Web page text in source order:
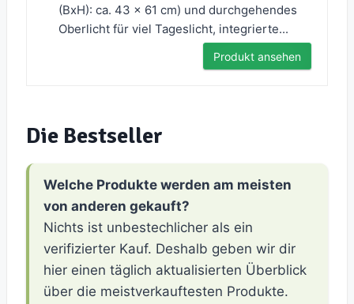
(BxH): ca. 43 x 61 cm) und durchgehendes
Oberlicht für viel Tageslicht, integrierte...
Produkt ansehen
Die Bestseller
Welche Produkte werden am meisten
von anderen gekauft?
Nichts ist unbestechlicher als ein
verifizierter Kauf. Deshalb geben wir dir
hier einen täglich aktualisierten Überblick
über die meistverkauftesten Produkte.